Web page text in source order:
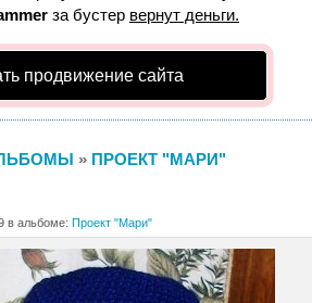
за бустер вернут деньги.
продвижение сайта
» ПРОЕКТ "МАРИ"
в альбоме: Проект "Мари"